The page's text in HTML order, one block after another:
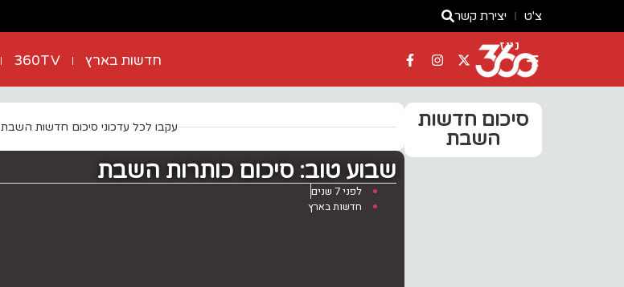
צ'ט יצירת קשר
ניוז
חדשות בארץ 360TV
סיכום חדשות
השבת
עקבו לכל עדכוני סיכום חדשות השבת
שבוע טוב: סיכום כותרות השבת
לפני 7 שנים
חדשות בארץ